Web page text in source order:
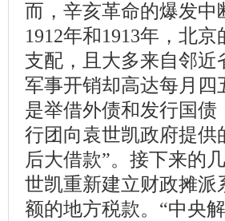
而，辛亥革命的爆发
1912年和1913年，北
支配，且大多来自邻
军事开销却高达每月
是举借外债和发行国债
行团向袁世凯政府提供
后大借款”。接下来的
世凯重新建立财政摊
额的地方税款。“中央